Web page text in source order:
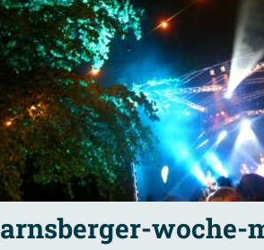
arnsberger-